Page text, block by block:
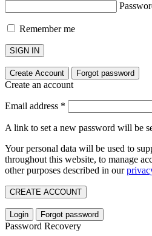
Remember me
SIGN IN
Create Account Forgot password
Create an account
Email address *
A link to set a new password will be
Your personal data will be used to
throughout this website, to manage
other purposes described in our
CREATE ACCOUNT
Login Forgot password
Password Recovery